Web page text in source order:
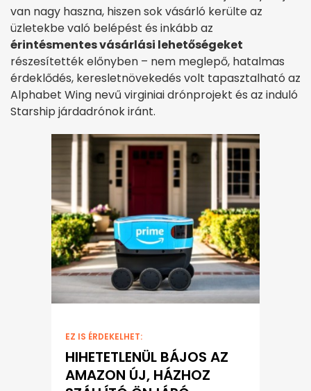
van nagy haszna, hiszen sok vásárló kerülte az
üzletekbe való belépést és inkább az
érintésmentes vásárlási lehetőségeket
részesítették előnyben – nem meglepő, hatalmas
érdeklődés, keresletnövekedés volt tapasztalható az
Alphabet Wing nevű virginiai drónprojekt és az induló
Starship járdadrónok iránt.
EZ IS ÉRDEKELHET:
HIHETETLENÜL BÁJOS AZ
AMAZON ÚJ, HÁZHOZ